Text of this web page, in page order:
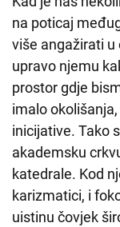
na poticaj
više angažirati
upravo njemu
prostor gdje
imalo
inicijative. Tako
akademsku
katedrale. Kod
karizmatici, i
uistinu čovjek